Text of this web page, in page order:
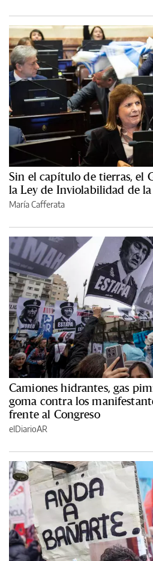
Sin el capítulo de tierras, el
la Ley de Inviolabilidad de
María Cafferata
Camiones hidrantes, gas
goma contra los
frente al Congreso
elDiarioAR